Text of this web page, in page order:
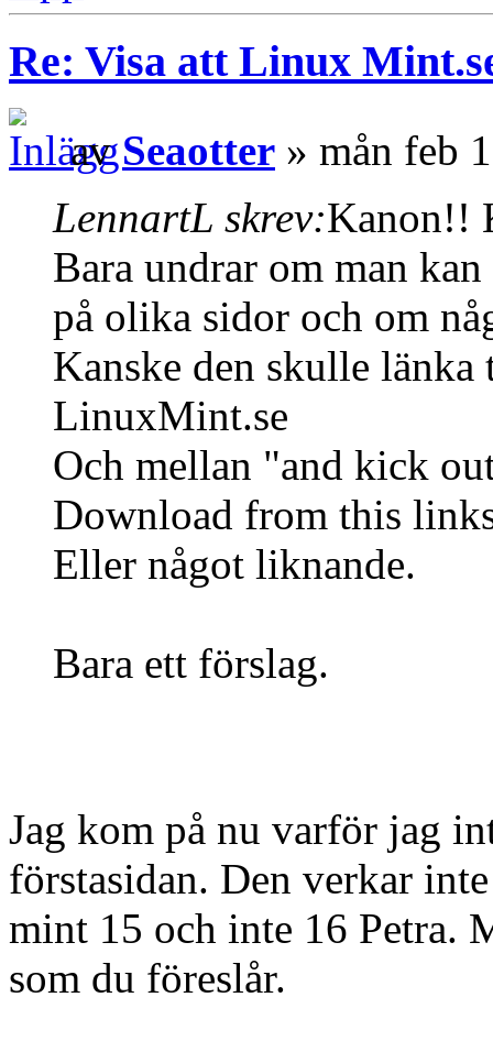
Re: Visa att Linux
avSeaotter » mån feb
LennartL skrev:Kanon!!
Bara undrar om man
på olika sidor och om
Kanske den skulle
LinuxMint.se
Och mellan "and kick
Download from this
Eller något liknande.
Bara ett förslag.
Jag kom på nu varför jag
förstasidan. Den verkar
mint 15 och inte 16 Petra.
som du föreslår.